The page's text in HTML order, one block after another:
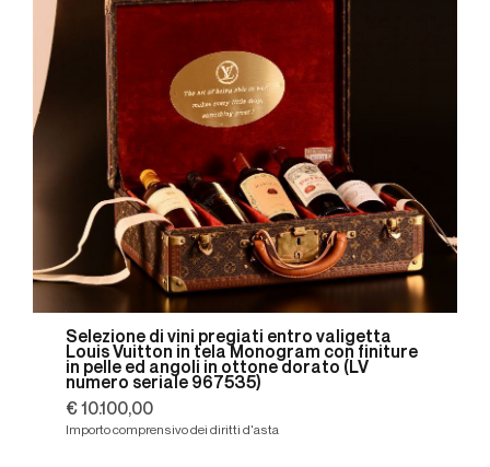
Selezione di vini pregiati entro valigetta
Louis Vuitton in tela Monogram con finiture
in pelle ed angoli in ottone dorato (LV
numero seriale 967535)
€ 10.100,00
Importo comprensivo dei diritti d'asta